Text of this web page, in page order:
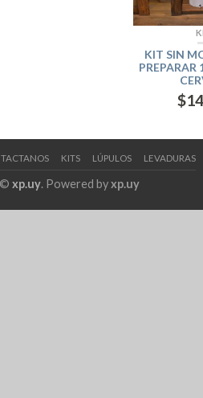
KIT SIN
PREPARAR
$
KITS LÚPULOS LEVADURAS
© xp.uy. Powered byxp.uy